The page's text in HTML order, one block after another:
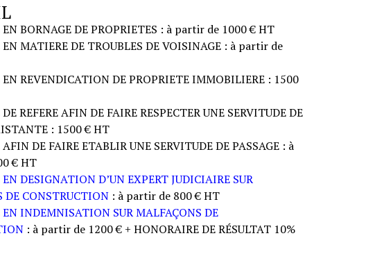
EN BORNAGE DE PROPRIETES : à partir de 1000 € HT
EN MATIERE DE TROUBLES DE VOISINAGE : à partir de
EN REVENDICATION DE PROPRIETE IMMOBILIERE : 1500
DE REFERE AFIN DE FAIRE RESPECTER UNE SERVITUDE DE
: 1500 € HT
AFIN DE FAIRE ETABLIR UNE SERVITUDE DE PASSAGE : à
€ HT
EN DESIGNATION D’UN EXPERT JUDICIAIRE SUR
DE CONSTRUCTION : à partir de 800 € HT
EN INDEMNISATION SUR MALFAÇONS DE
: à partir de 1200 € + HONORAIRE DE RÉSULTAT 10%